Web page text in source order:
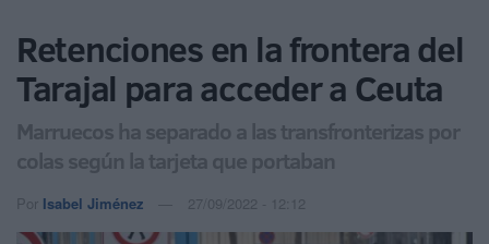
Retenciones en la frontera del
Tarajal para acceder a Ceuta
Marruecos ha separado a las transfronterizas por
colas según la tarjeta que portaban
Por Isabel Jiménez 27/09/2022 - 12:12